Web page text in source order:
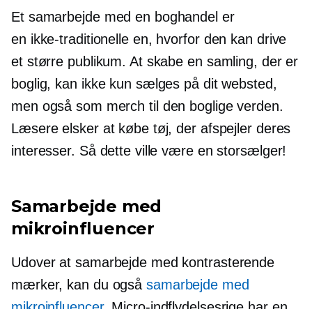
Et samarbejde med en boghandel er
en ikke-traditionelleen, hvorfor den kan drive
et større publikum. At skabe en samling, der er
boglig, kan ikke kun sælges på dit websted,
men også som merch til den boglige verden.
Læsere elsker at købe tøj, der afspejler deres
interesser. Så dette ville være en storsælger!
Samarbejde med
mikroinfluencer
Udover at samarbejde med kontrasterende
mærker, kan du også samarbejde med